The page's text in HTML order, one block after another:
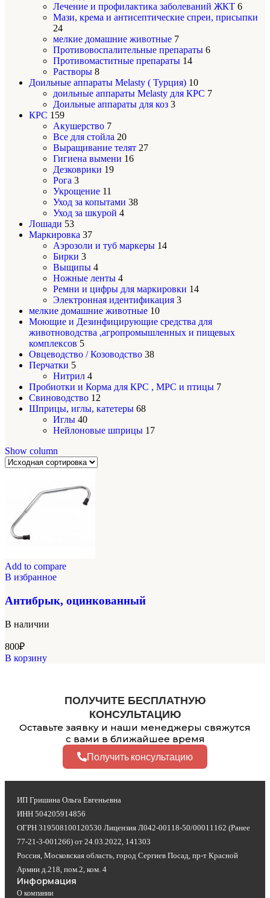
Лечение и профилактика заболеваний ЖКТ 6
Мази, крема и антисептические спреи, присыпки
24
мелкие домашние животные 7
Противовоспалительные препараты 6
Противомаститные препараты 14
Растворы 8
Доильные аппараты Melasty ( Турция) 10
доильные аппараты Melasty для КРС 7
Доильные аппараты для коз 3
КРС 159
Акушерство 7
Все для стойла 20
Выращивание телят 27
Гигиена вымени 16
Дезковрики 19
Рога 3
Укрощение 11
Уход за копытами 38
Уход за шкурой 4
Лошади 53
Маркировка 37
Аэрозоли и туб маркеры 14
Бирки 3
Выщипы 4
Ножные ленты 4
Ремни и цифры для маркировки 14
Электронная идентификация 3
мелкие домашние животные 10
Моющие и Дезинфицирующие средства для
животноводства ,агропромышленных и пищевых
комплексов 5
Овцеводство / Козоводство 38
Перчатки 5
Нитрил 4
Пробиотки и Корма для КРС , МРС и птицы 7
Свиноводство 12
Шприцы, иглы, катетеры 68
Иглы 40
Нейлоновые шприцы 17
Show column
Add to compare
В избранное
Антибрык, оцинкованный
В наличии
800₽
В корзину
ПОЛУЧИТЕ БЕСПЛАТНУЮ
КОНСУЛЬТАЦИЮ
Оставьте заявку и наши менеджеры свяжутся
с вами в ближайшее время
Получить консультацию
ИП Гришина Ольга Евгеньевна
ИНН 504205914856
ОГРН 319508100120530 Лицензия Л042-00118-50/00011162 (Ранее
77-21-3-001266) от 24.03.2022, 141303
Россия, Московская область, город Сергиев Посад, пр-т Красной
Армии д.218, пом.2, ком. 4
Информация
О компании